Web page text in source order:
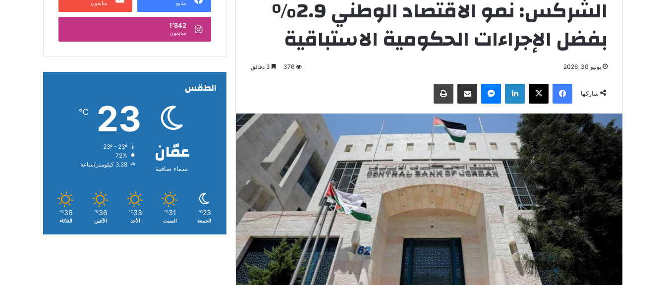
الشركس: نمو الاقتصاد الوطني 2.9%
بفضل الإجراءات الحكومية الاستباقية
يونيو 30, 2026 376
شاركها
فيسبوك لينكدإن
متابع متابعون
1٬842
متابعون
الطقس
عمّان
سماء صافية
23
℃
72%
3.28 كيلومتر/ساعة
23
℃
الجمعة
31
℃
السبت
33
℃
الأحد
36
℃
الأثنين
36
℃
الثلاثاء